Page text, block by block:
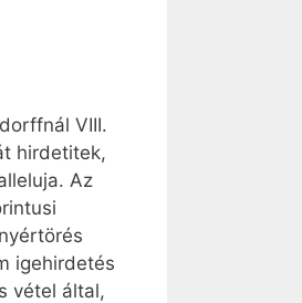
VIII.
hirdetitek,
Az
igehirdetés
vétel által,